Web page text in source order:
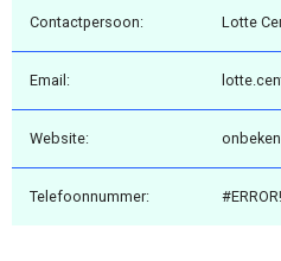
Contactpersoon: Lotte
Email:
Website:
Telefoonnummer: #ERROR!